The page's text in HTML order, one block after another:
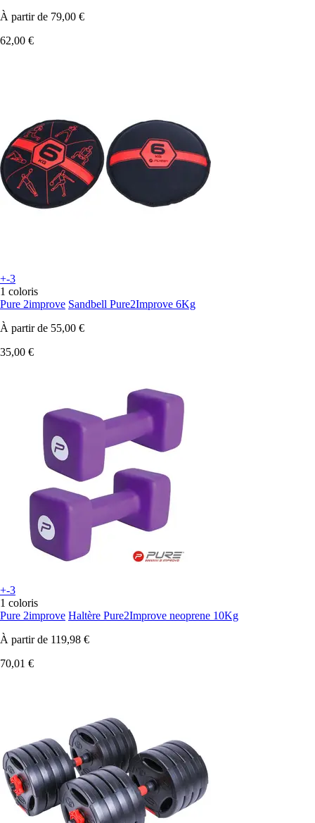
À partir de 79,00 €
62,00 €
+-3
1 coloris
Pure 2improve Sandbell Pure2Improve 6Kg
À partir de 55,00 €
35,00 €
+-3
1 coloris
Pure 2improve Haltère Pure2Improve neoprene 10Kg
À partir de 119,98 €
70,01 €